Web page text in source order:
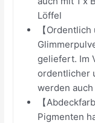
Löffel
【
geliefert. Im
ordentlicher
werden auch
【
Pigmenten